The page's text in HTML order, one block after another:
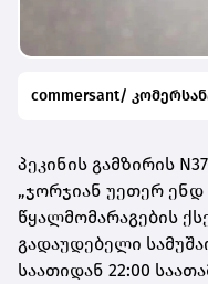
commersant/
პეკინის გამზირის
„ჯორჯიან უეთერ ენდ
წყალმომარაგების
გადაუდებელი
საათიდან 22:00